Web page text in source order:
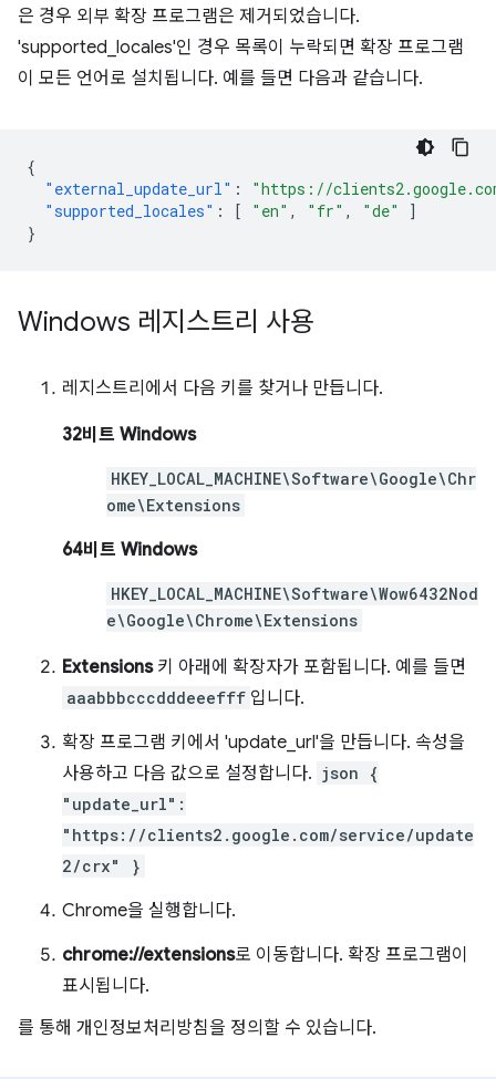
은 경우 외부 확장 프로그램은 제거되었습니다.
'supported_locales'인 경우 목록이 누락되면 확장 프로그램
이 모든 언어로 설치됩니다. 예를 들면 다음과 같습니다.
{
"external_update_url" :
"https://
"supported_locales" : [ "en" , "fr" , "de"
]
}
Windows 레지스트리 사용
레지스트리에서 다음 키를 찾거나 만듭니다.
32비트 Windows
HKEY_LOCAL_MACHINE\Software\Google\Chr
ome\Extensions
64비트 Windows
HKEY_LOCAL_MACHINE\Software\Wow6432Nod
e\Google\Chrome\Extensions
Extensions키 아래에 확장자가 포함됩니다. 예를 들면
aaabbbcccdddeeefff 입니다.
확장 프로그램 키에서 'update_url'을 만듭니다. 속성을
사용하고 다음 값으로 설정합니다. json {
"update_url":
"https://clients2.google.com/service/update
2/crx" }
Chrome을 실행합니다.
chrome://extensions로 이동합니다. 확장 프로그램이
표시됩니다.
를 통해 개인정보처리방침을 정의할 수 있습니다.